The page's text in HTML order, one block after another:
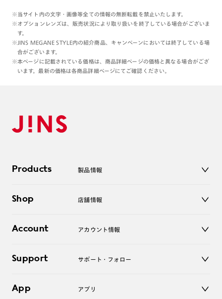
※当サイト内の文字・画像等全ての情報の無断転載を禁止いたします。
※オプションレンズは、販売状況により取り扱いを終了している場合がございま
す。
※JINS MEGANE STYLE内の紹介商品、キャンペーンにおいては終了している場
合がございます。
※本ページに記載されている価格は、商品詳細ページの価格と異なる場合がござ
います。最新の価格は各商品詳細ページにてご確認ください。
Products 製品情報
サングラス
コンタクトレンズ
アクセサリー
Shop 店舗情報
オンラインショップ
Account アカウント情報
ログアウト
Support サポート・フォロー
よくあるご質問
App アプリ